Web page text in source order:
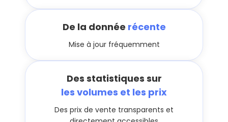
De la donnée récente
Mise à jour fréquemment
Des statistiques sur
les volumes et les prix
Des prix de vente transparents et